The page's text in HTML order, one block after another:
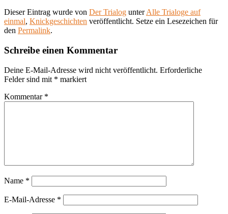
Dieser Eintrag wurde von Der Trialog unterAlle Trialoge auf
einmal, Knickgeschichten veröffentlicht. Setze ein Lesezeichen für
den Permalink.
Schreibe einen Kommentar
Deine E-Mail-Adresse wird nicht veröffentlicht. Erforderliche
Felder sind mit * markiert
Kommentar *
Name *
E-Mail-Adresse *